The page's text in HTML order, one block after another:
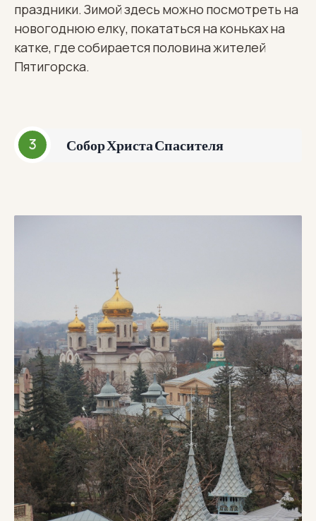
праздники. Зимой здесь можно посмотреть на
новогоднюю елку, покататься на коньках на
катке, где собирается половина жителей
Пятигорска.
Собор Христа Спасителя